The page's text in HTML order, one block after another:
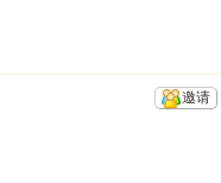
邀请